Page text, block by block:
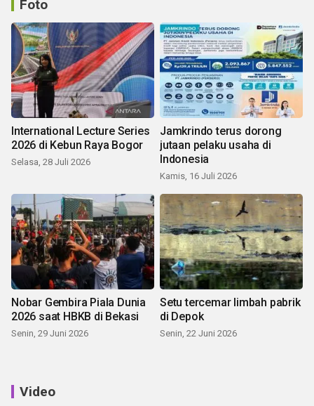
Foto
International Lecture Series
2026 di Kebun Raya Bogor
Selasa, 28 Juli 2026
Jamkrindo terus dorong
jutaan pelaku usaha di
Indonesia
Kamis, 16 Juli 2026
Nobar Gembira Piala Dunia
2026 saat HBKB di Bekasi
Senin, 29 Juni 2026
Setu tercemar limbah pabrik
di Depok
Senin, 22 Juni 2026
Video